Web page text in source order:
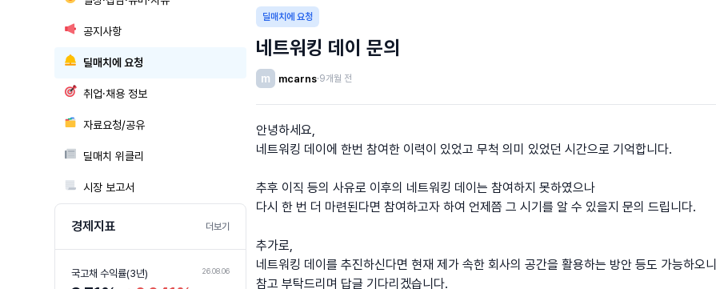
📢 공지사항
🛎 딜매치에 요청
🎯 취업·채용 정보
🗂 자료요청/공유
📰 딜매치 위클리
📃 시장 보고서
경제지표 더보기
국고채 수익률(3년) 26.08.06 회사채 수익률(3년,AA-) 26.08.06
딜매치에 요청
네트워킹 데이 문의
m mcarns·9개월 전
안녕하세요,
네트워킹 데이에 한번 참여한 이력이 있었고 무척 의미 있었던 시간으로 기억합니다.
추후 이직 등의 사유로 이후의 네트워킹 데이는 참여하지 못하였으나
다시 한 번 더 마련된다면 참여하고자 하여 언제쯤 그 시기를 알 수 있을지 문의 드립니다.
추가로,
네트워킹 데이를 추진하신다면 현재 제가 속한 회사의 공간을 활용하는 방안 등도 가능하오니
참고 부탁드리며 답글 기다리겠습니다.